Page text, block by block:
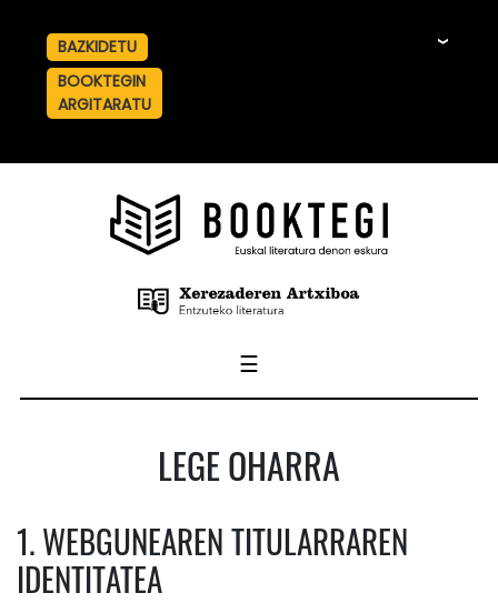
BAZKIDETU
BOOKTEGIN
ARGITARATU
☰
LEGE OHARRA
1. WEBGUNEAREN TITULARRAREN
IDENTITATEA